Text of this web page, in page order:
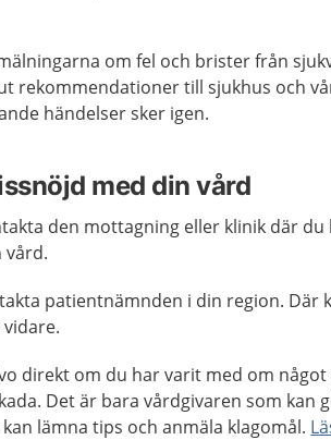
om fel och brister från
rekommendationer till sjukhus och
händelser sker igen.
med din vård
den mottagning eller klinik där
vård.
patientnämnden i din region. Där
direkt om du har varit med om
Det är bara vårdgivaren som kan
lämna tips och anmäla klagomål.